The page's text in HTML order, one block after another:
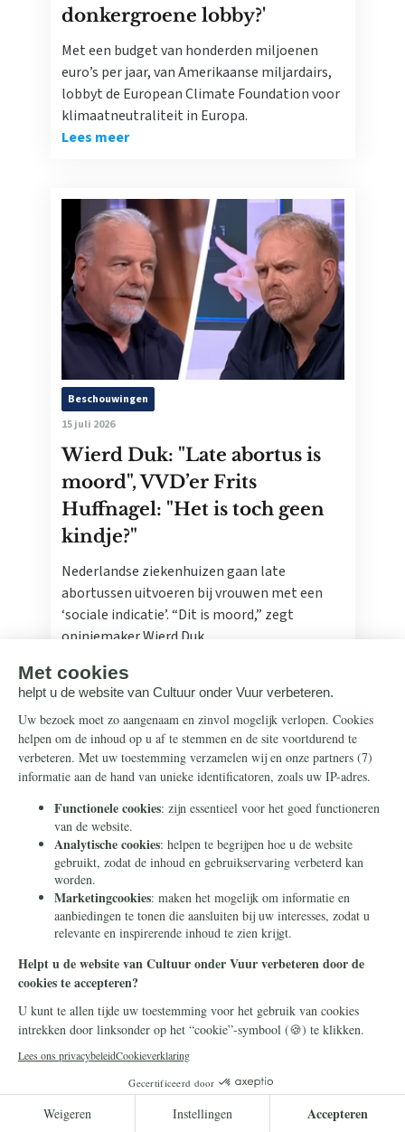
donkergroene lobby?'
Met een budget van honderden miljoenen
euro’s per jaar, van Amerikaanse miljardairs,
lobbyt de European Climate Foundation voor
klimaatneutraliteit in Europa.
Lees meer
Beschouwingen
15 juli 2026
Wierd Duk: "Late abortus is
moord", VVD’er Frits
Huffnagel: "Het is toch geen
kindje?"
Nederlandse ziekenhuizen gaan late
abortussen uitvoeren bij vrouwen met een
‘sociale indicatie’. “Dit is moord,” zegt
opiniemaker Wierd Duk.
Frans Timmermans
Frans Timmermans krijgt
geheel onverdiend een
eretitel als minister van Staat
Frans Timmermans is benoemd tot minister
van Staat. Waar heeft hij dit buitengewone
eerbetoon aan te danken?